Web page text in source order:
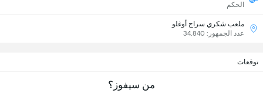
الحكم
ملعب شكري سراج أوغلو
عدد الجمهور: 34,840
توقعات
من سيفوز؟